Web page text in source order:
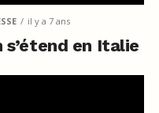
il y a 7 ans
en Italie